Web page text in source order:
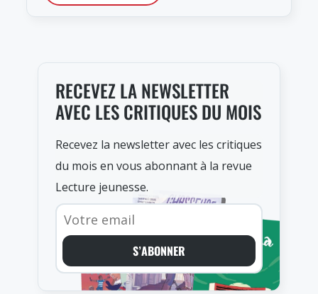
RECEVEZ LA NEWSLETTER
AVEC LES CRITIQUES DU MOIS
Recevez la newsletter avec les critiques
du mois en vous abonnant à la revue
Lecture jeunesse.
S’ABONNER